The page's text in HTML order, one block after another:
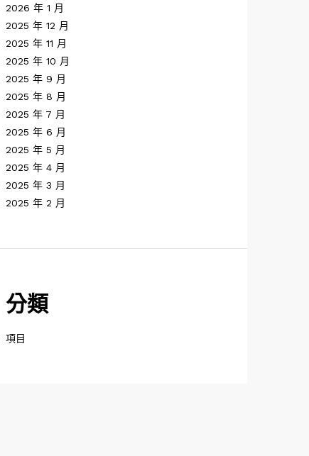
2026 年 1 月
2025 年 12 月
2025 年 11 月
2025 年 10 月
2025 年 9 月
2025 年 8 月
2025 年 7 月
2025 年 6 月
2025 年 5 月
2025 年 4 月
2025 年 3 月
2025 年 2 月
分類
項目